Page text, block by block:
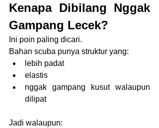
Kenapa Dibilang Nggak
Gampang Lecek?
Ini poin paling dicari.
Bahan scuba punya struktur yang:
lebih padat
elastis
nggak gampang kusut walaupun
dilipat
Jadi walaupun: